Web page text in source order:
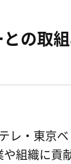
の取
レ・東京
組織に貢